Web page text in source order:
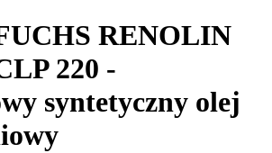
RENOLIN
220 -
syntetyczny olej